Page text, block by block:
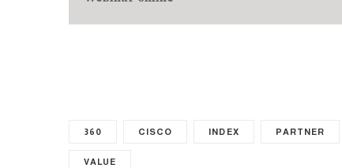
360 CISCO INDEX PARTNER
VALUE